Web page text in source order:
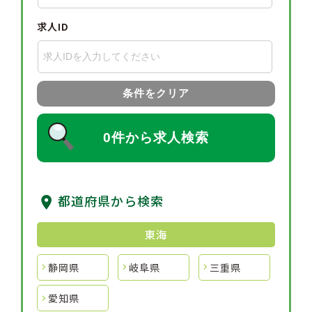
求人ID
条件をクリア
0件から求人検索
都道府県から検索
東海
静岡県 岐阜県 三重県
愛知県